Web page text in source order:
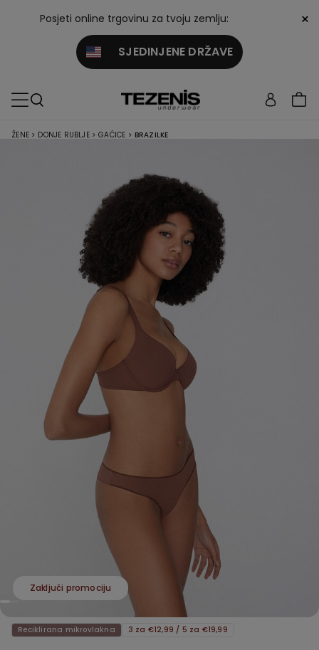
Posjeti online trgovinu za tvoju zemlju:
SJEDINJENE DRŽAVE
×
ŽENE > DONJE RUBLJE > GAĆICE > BRAZILKE
Zaključi promociju
Reciklirana mikrovlakna 3 za €12,99 / 5 za €19,99